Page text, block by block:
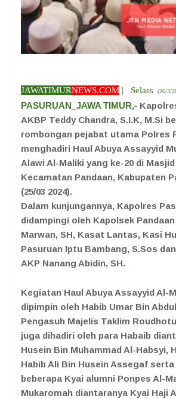
JAWATIMURNEWS.COM | Selass (26/3/
PASURUAN_JAWA TIMUR,-
AKBP Teddy Chandra, S.I.K, M.Si
rombongan pejabat utama Polres
menghadiri Haul Abuya Assayyid
Alawi Al-Maliki yang ke-20 di
Kecamatan Pandaan, Kabupaten
(25/03 2024).
Dalam kunjungannya, Kapolres
didampingi oleh Kapolsek
Marwan, SH, Kasat Lantas, Kasi
Pasuruan Iptu Bambang, S.Sos
AKP Nanang Abidin, SH.
Kegiatan Haul Abuya Assayyid Al-
dipimpin oleh Habib Umar Bin
Pengasuh Majelis Taklim
juga dihadiri oleh para Habaib
Husein Bin Muhammad Al-Habsyi,
Habib Ali Bin Husein Assegaf
beberapa Kyai alumni Ponpes Al-
Mukaromah diantaranya Kyai Haji